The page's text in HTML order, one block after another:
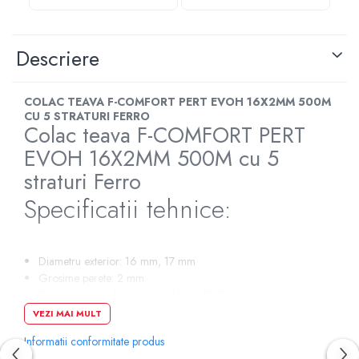
Descriere
COLAC TEAVA F-COMFORT PERT EVOH 16X2MM 500M
CU 5 STRATURI FERRO
Colac teava F-COMFORT PERT
EVOH 16X2MM 500M cu 5
straturi Ferro
Specificatii tehnice:
Diametru exterior: 16 mm, 17 mm
Grosime perete: 2 mm
Material: PERT II – polietilena cu rezistenta termica
imbunatatita (generatia a doua)
Caracteristici mecanice: Clasa 4, Clasa 5
VEZI MAI MULT
Informatii conformitate produs